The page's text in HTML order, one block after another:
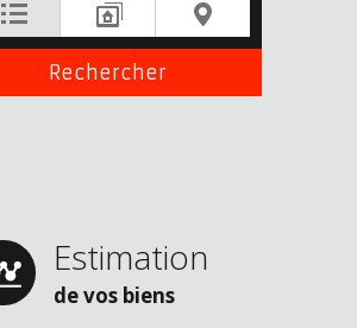
Estimation
de vos biens